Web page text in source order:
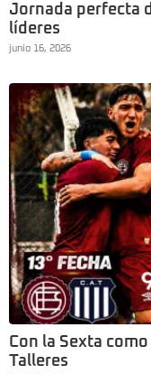
Jornada perfecta
líderes
junio 16, 2026
Con la Sexta
Talleres